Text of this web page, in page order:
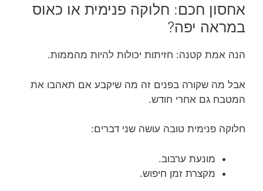
אחסון חכם: חלוקה פנימית או כאוס
במראה יפה?
הנה אמת קטנה: חזיתות יכולות להיות מהממות.
אבל מה שקורה בפנים זה מה שיקבע אם תאהבו את
המטבח גם אחרי חודש.
חלוקה פנימית טובה עושה שני דברים:
מונעת ערבוב.
מקצרת זמן חיפוש.